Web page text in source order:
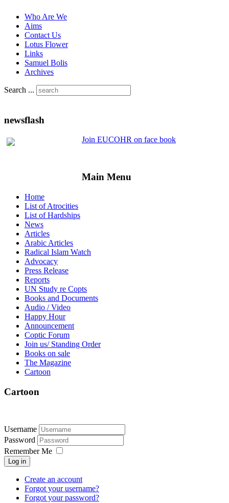
Who Are We
Aims
Contact Us
Lotus Flower
Links
Samuel Bolis
Archives
Search ...
newsflash
Join EUCOHR on face book
Main Menu
Home
List of Atrocities
List of Hardships
News
Articles
Arabic Articles
Radical Islam Watch
Advocacy
Press Release
Reports
UN Study re Copts
Books and Documents
Audio / Video
Happy Hour
Announcement
Coptic Forum
Join us/ Standing Order
Books on sale
The Magazine
Cartoon
Cartoon
Username
Password
Remember Me
Log in
Create an account
Forgot your username?
Forgot your password?